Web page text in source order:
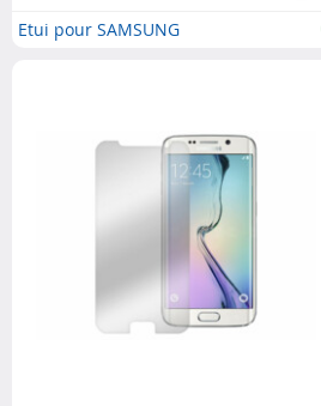
Etui pour SAMSUNG